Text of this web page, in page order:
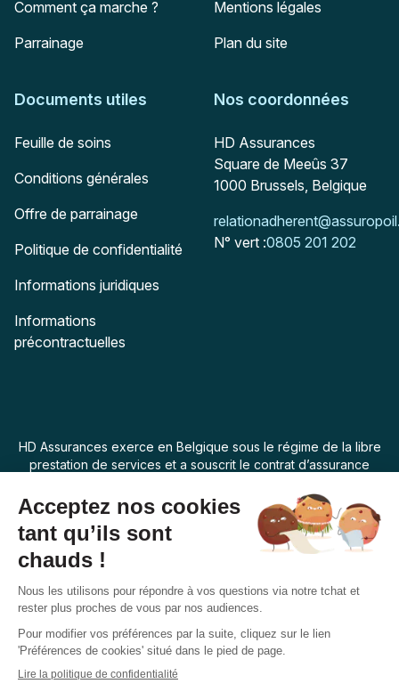
Comment ça marche ?
Parrainage
Mentions légales
Plan du site
Documents utiles
Feuille de soins
Conditions générales
Offre de parrainage
Politique de confidentialité
Informations juridiques
Informations
précontractuelles
Nos coordonnées
Adresse postale
HD Assurances
Square de Meeûs 37
1000 Brussels, Belgique
Mail :
N° vert :0805 201 202
HD Assurances exerce en Belgique sous le régime de la libre
prestation de services et a souscrit le contrat d’assurance
le siège social est 7 rue Belgrand, 92300 Levallois Perret,
France. La loi applicable au produit d’assurance est la loi
Suivez-nous